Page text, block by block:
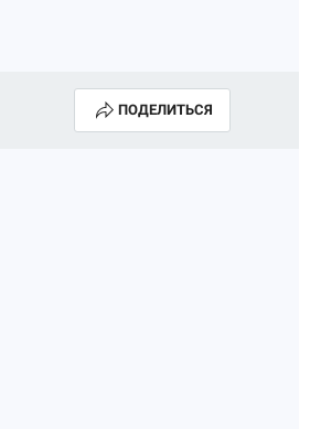
ПОДЕЛИТЬСЯ